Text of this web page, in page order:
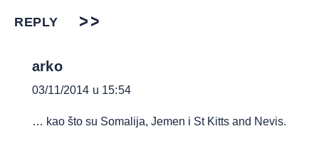
REPLY
arko
03/11/2014 u 15:54
… kao što su Somalija, Jemen i St Kitts and Nevis.